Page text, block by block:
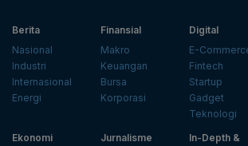
Berita
Nasional
Industri
Internasional
Energi
Finansial
Makro
Keuangan
Bursa
Korporasi
Digital
E-
Fintech
Startup
Gadget
Teknologi
Ekonomi
Jurnalisme
In-Depth &